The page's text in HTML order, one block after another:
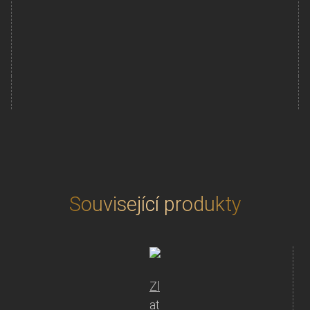
Související produkty
Zl
at